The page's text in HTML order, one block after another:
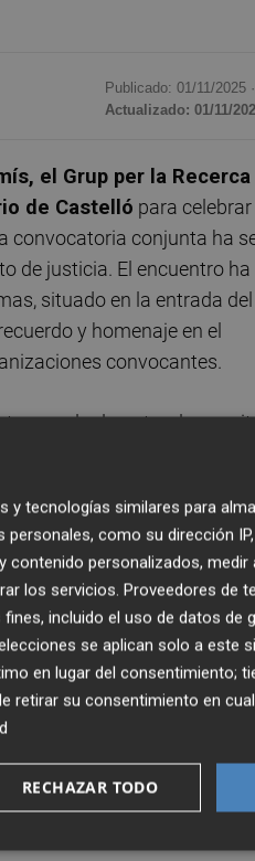
Publicado: 01/11/2025 ·
Actualizado: 01/11/
el Grup per la
de Castelló para celebrar
convocatoria conjunta ha
de justicia. El encuentro ha
situado en la entrada del
y homenaje en el
convocantes.
en valor la naturaleza
que apostamos por
fruto del
afirmado que “no es
“Es momento de
estar, es momento de
socialista.
“construcción colectiva,
Recerca, como
hicieron de la memoria una
concordia” del
mucho esfuerzo durante
habían empezado a
tecnologías similares para
como su dirección
personalizados, medir
los servicios. Proveedores de
incluido el uso de datos de
se aplican solo a este
en lugar del consentimiento;
retirar su consentimiento en
RECHAZAR TODO